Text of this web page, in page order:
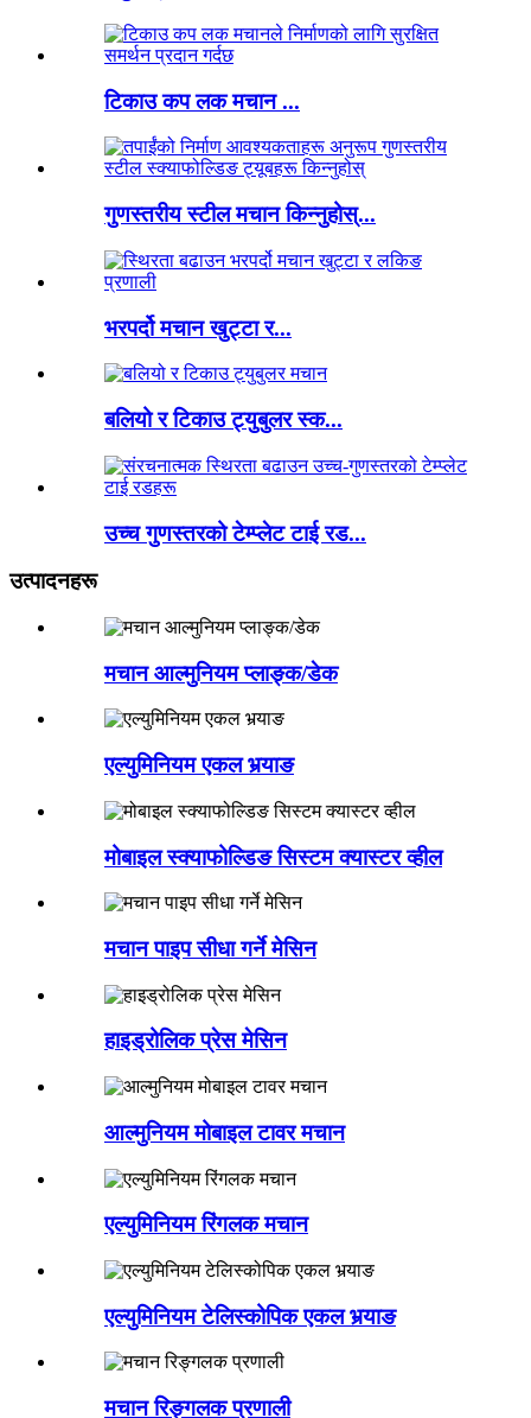
टिकाउ कप लक मचान ...
गुणस्तरीय स्टील मचान किन्नुहोस्...
भरपर्दो मचान खुट्टा र...
बलियो र टिकाउ ट्युबुलर स्क...
उच्च गुणस्तरको टेम्प्लेट टाई रड...
उत्पादनहरू
मचान आल्मुनियम प्लाङ्क/डेक
एल्युमिनियम एकल भर्‍याङ
मोबाइल स्क्याफोल्डिङ सिस्टम क्यास्टर व्हील
मचान पाइप सीधा गर्ने मेसिन
हाइड्रोलिक प्रेस मेसिन
आल्मुनियम मोबाइल टावर मचान
एल्युमिनियम रिंगलक मचान
एल्युमिनियम टेलिस्कोपिक एकल भर्‍याङ
मचान रिङ्गलक प्रणाली